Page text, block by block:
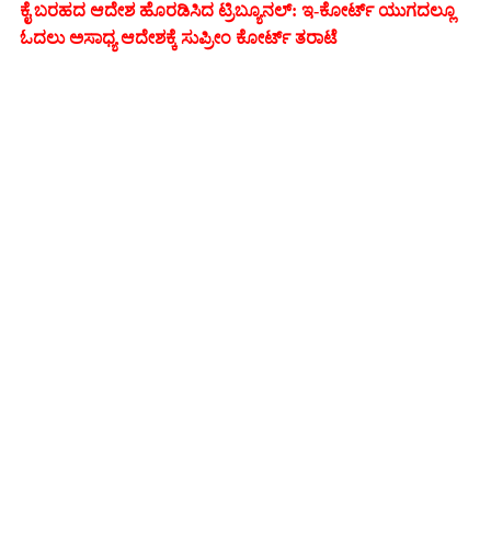
ಕೈ ಬರಹದ ಆದೇಶ ಹೊರಡಿಸಿದ ಟ್ರಿಬ್ಯೂನಲ್: ಇ-ಕೋರ್ಟ್ ಯುಗದಲ್ಲೂ
ಓದಲು ಅಸಾಧ್ಯ ಆದೇಶಕ್ಕೆ ಸುಪ್ರೀಂ ಕೋರ್ಟ್ ತರಾಟೆ